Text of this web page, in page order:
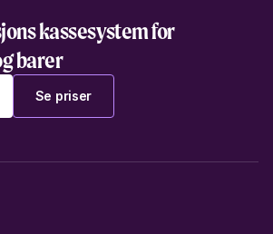
kassesystem for
barer
Se priser